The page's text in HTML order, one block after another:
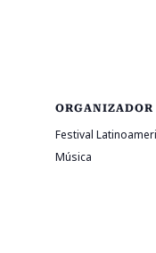
ORGANIZADOR
Festival
Música